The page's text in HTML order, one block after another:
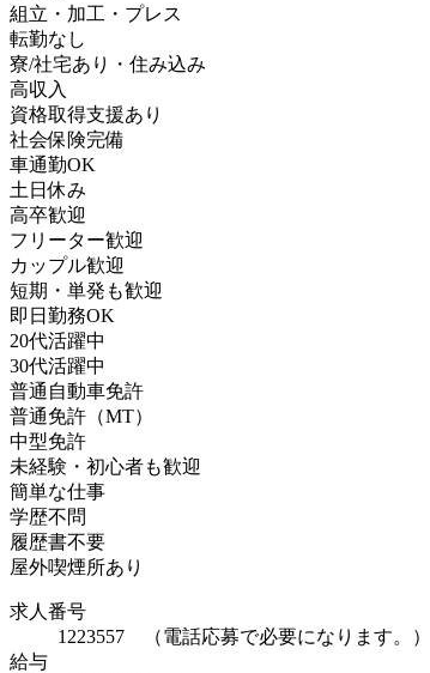
組立・加工・プレス
転勤なし
寮/社宅あり・住み込み
高収入
資格取得支援あり
社会保険完備
車通勤OK
土日休み
高卒歓迎
フリーター歓迎
カップル歓迎
短期・単発も歓迎
即日勤務OK
20代活躍中
30代活躍中
普通自動車免許
普通免許（MT）
中型免許
未経験・初心者も歓迎
簡単な仕事
学歴不問
履歴書不要
屋外喫煙所あり
求人番号
1223557 （電話応募で必要になります。）
給与